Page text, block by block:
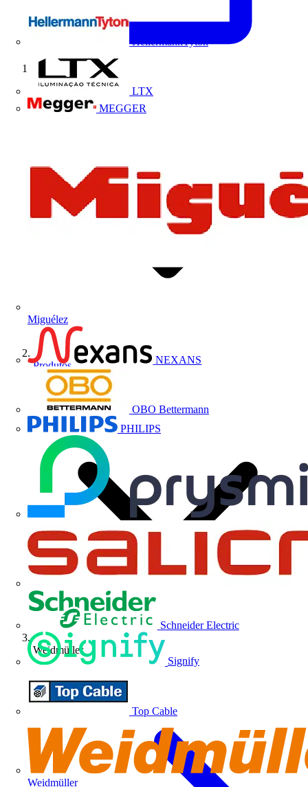
HellermannTyton
LTX
MEGGER
Miguélez
NEXANS
OBO Bettermann
PHILIPS
Schneider Electric
Signify
Top Cable
Weidmüller
Início
Produtos
Weidmüller